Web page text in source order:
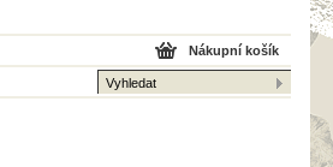
Nákupní košík